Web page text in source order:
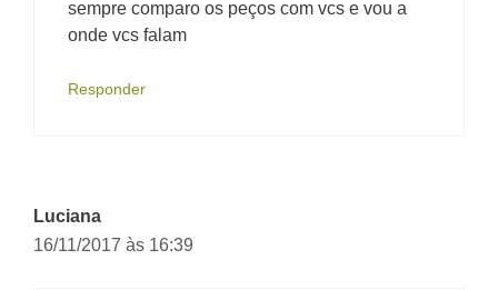
sempre comparo os peços com vcs e vou a
onde vcs falam
Responder
Luciana
16/11/2017 às 16:39